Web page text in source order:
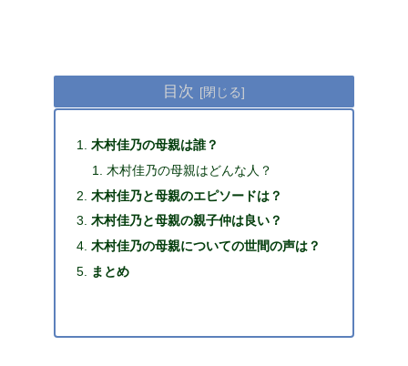
目次
木村佳乃の母親は誰？
木村佳乃の母親はどんな人？
木村佳乃と母親のエピソードは？
木村佳乃と母親の親子仲は良い？
木村佳乃の母親についての世間の声は？
まとめ